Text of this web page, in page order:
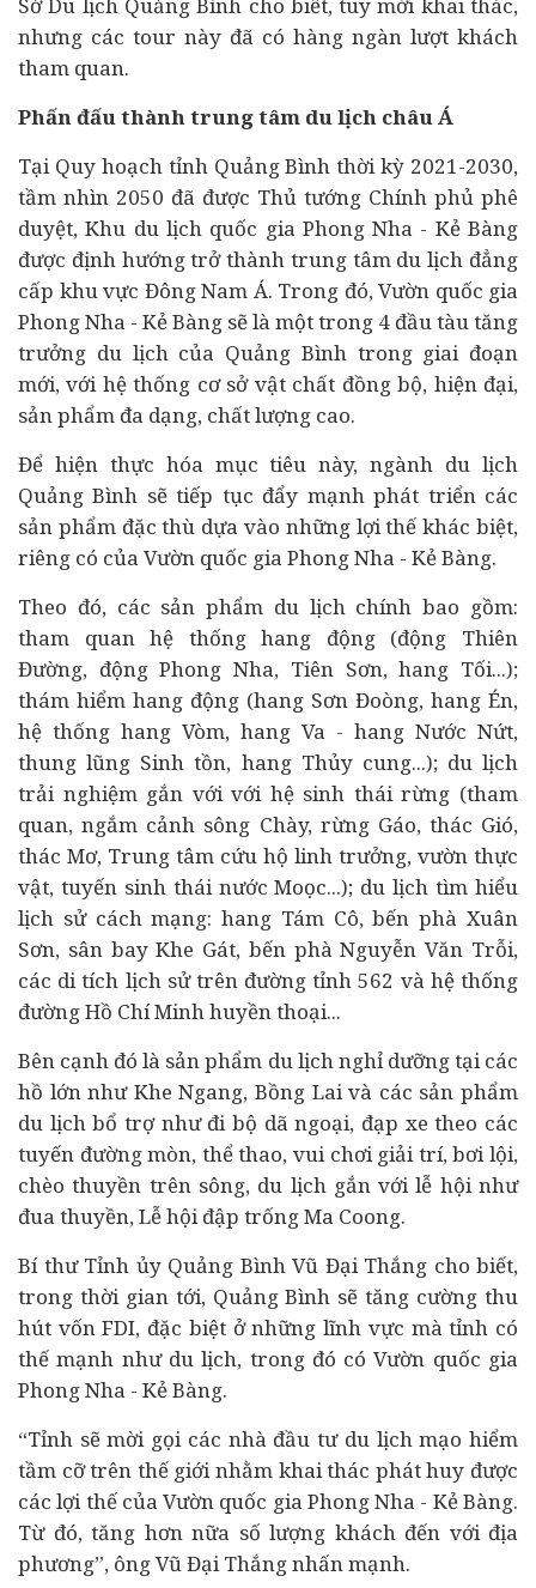
nhưng các tour này đã có hàng ngàn lượt khách
tham quan.
Phấn đấu thành trung tâm du lịch châu Á
Tại Quy hoạch tỉnh Quảng Bình thời kỳ 2021-2030,
tầm nhìn 2050 đã được Thủ tướng Chính phủ phê
duyệt, Khu du lịch quốc gia Phong Nha - Kẻ Bàng
được định hướng trở thành trung tâm du lịch đẳng
cấp khu vực Đông Nam Á. Trong đó, Vườn quốc gia
Phong Nha - Kẻ Bàng sẽ là một trong 4 đầu tàu tăng
trưởng du lịch của Quảng Bình trong giai đoạn
mới, với hệ thống cơ sở vật chất đồng bộ, hiện đại,
sản phẩm đa dạng, chất lượng cao.
Để hiện thực hóa mục tiêu này, ngành du lịch
Quảng Bình sẽ tiếp tục đẩy mạnh phát triển các
sản phẩm đặc thù dựa vào những lợi thế khác biệt,
riêng có của Vườn quốc gia Phong Nha - Kẻ Bàng.
Theo đó, các sản phẩm du lịch chính bao gồm:
tham quan hệ thống hang động (động Thiên
Đường, động Phong Nha, Tiên Sơn, hang Tối...);
thám hiểm hang động (hang Sơn Đoòng, hang Én,
hệ thống hang Vòm, hang Va - hang Nước Nứt,
thung lũng Sinh tồn, hang Thủy cung...); du lịch
trải nghiệm gắn với với hệ sinh thái rừng (tham
quan, ngắm cảnh sông Chày, rừng Gáo, thác Gió,
thác Mơ, Trung tâm cứu hộ linh trưởng, vườn thực
vật, tuyến sinh thái nước Moọc...); du lịch tìm hiểu
lịch sử cách mạng: hang Tám Cô, bến phà Xuân
Sơn, sân bay Khe Gát, bến phà Nguyễn Văn Trỗi,
các di tích lịch sử trên đường tỉnh 562 và hệ thống
đường Hồ Chí Minh huyền thoại...
Bên cạnh đó là sản phẩm du lịch nghỉ dưỡng tại các
hồ lớn như Khe Ngang, Bồng Lai và các sản phẩm
du lịch bổ trợ như đi bộ dã ngoại, đạp xe theo các
tuyến đường mòn, thể thao, vui chơi giải trí, bơi lội,
chèo thuyền trên sông, du lịch gắn với lễ hội như
đua thuyền, Lễ hội đập trống Ma Coong.
Bí thư Tỉnh ủy Quảng Bình Vũ Đại Thắng cho biết,
trong thời gian tới, Quảng Bình sẽ tăng cường thu
hút vốn FDI, đặc biệt ở những lĩnh vực mà tỉnh có
thế mạnh như du lịch, trong đó có Vườn quốc gia
Phong Nha - Kẻ Bàng.
“Tỉnh sẽ mời gọi các nhà đầu tưdu lịch mạo hiểm
tầm cỡ trên thế giới nhằm khai thác phát huy được
các lợi thế của Vườn quốc gia Phong Nha - Kẻ Bàng.
Từ đó, tăng hơn nữa số lượng khách đến với địa
phương”, ông Vũ Đại Thắng nhấn mạnh.